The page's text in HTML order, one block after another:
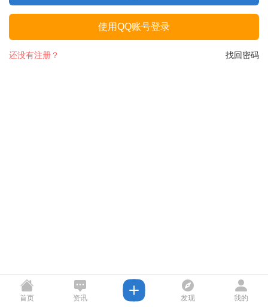
使用QQ账号登录
找回密码
还没有注册？
首页 资讯 发现 我的